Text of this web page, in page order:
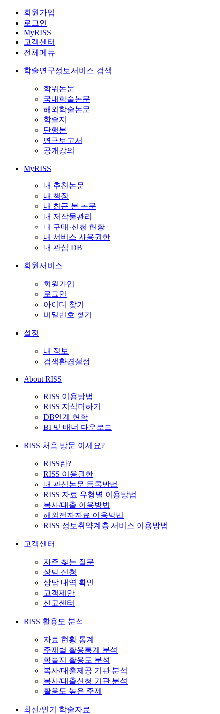
회원가입
로그인
MyRISS
고객센터
전체메뉴
학술연구정보서비스 검색
학위논문
국내학술논문
해외학술논문
학술지
단행본
연구보고서
공개강의
MyRISS
내 추천논문
내 책장
내 최근 본 논문
내 저작물관리
내 구매·신청 현황
내 서비스 사용권한
내 관심 DB
회원서비스
회원가입
로그인
아이디 찾기
비밀번호 찾기
설정
내 정보
검색환경설정
About RISS
RISS 이용방법
RISS 지식더하기
DB연계 현황
BI 및 배너 다운로드
RISS 처음 방문 이세요?
RISS란?
RISS 이용권한
내 관심논문 등록방법
RISS 자료 유형별 이용방법
복사/대출 이용방법
해외전자자료 이용방법
RISS 정보취약계층 서비스 이용방법
고객센터
자주 찾는 질문
상담 신청
상담 내역 확인
고객제안
신고센터
RISS 활용도 분석
자료 현황 통계
주제별 활용통계 분석
학술지 활용도 분석
복사/대출제공 기관 분석
복사/대출신청 기관 분석
활용도 높은 주제
최신/인기 학술자료